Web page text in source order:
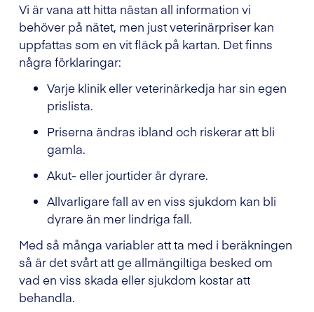
Vi är vana att hitta nästan all information vi
behöver på nätet, men just veterinärpriser kan
uppfattas som en vit fläck på kartan. Det finns
några förklaringar:
Varje klinik eller veterinärkedja har sin egen
prislista.
Priserna ändras ibland och riskerar att bli
gamla.
Akut- eller jourtider är dyrare.
Allvarligare fall av en viss sjukdom kan bli
dyrare än mer lindriga fall.
Med så många variabler att ta med i beräkningen
så är det svårt att ge allmängiltiga besked om
vad en viss skada eller sjukdom kostar att
behandla.